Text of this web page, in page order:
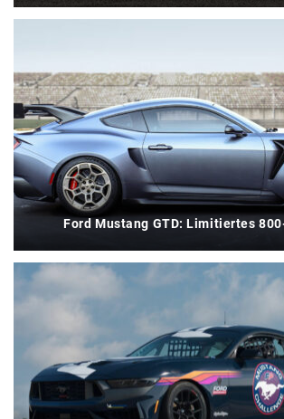
Ford Mustang GTD: Limitiertes